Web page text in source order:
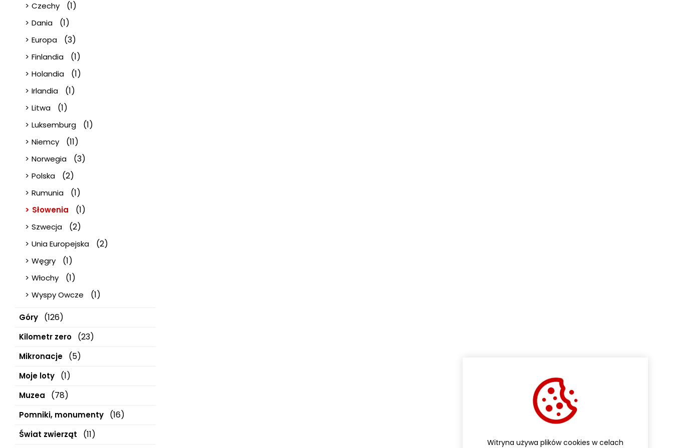
Czechy (1)
Dania (1)
Europa (3)
Finlandia (1)
Holandia (1)
Irlandia (1)
Litwa (1)
Luksemburg (1)
Niemcy (11)
Norwegia (3)
Polska (2)
Rumunia (1)
Słowenia (1)
Szwecja (2)
Unia Europejska (2)
Węgry (1)
Włochy (1)
Wyspy Owcze (1)
Góry (126)
Kilometr zero (23)
Mikronacje (5)
Moje loty (1)
Muzea (78)
Pomniki, monumenty (16)
Świat zwierząt (11)
Witryna używa plików cookies w celach